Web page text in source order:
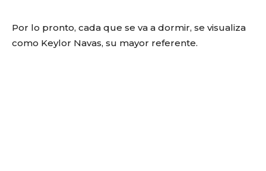
Por lo pronto, cada que se va a dormir, se visualiza
como Keylor Navas, su mayor referente.